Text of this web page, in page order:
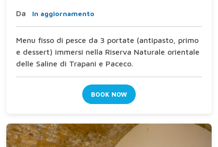
Da In aggiornamento
Menu fisso di pesce da 3 portate (antipasto, primo
e dessert) immersi nella Riserva Naturale orientale
delle Saline di Trapani e Paceco.
BOOK NOW